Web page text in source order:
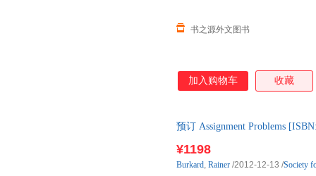
书之源外文图书
加入购物车 收藏
预订 Assignment Problems
¥1198
Burkard, Rainer /2012-12-13 /Society